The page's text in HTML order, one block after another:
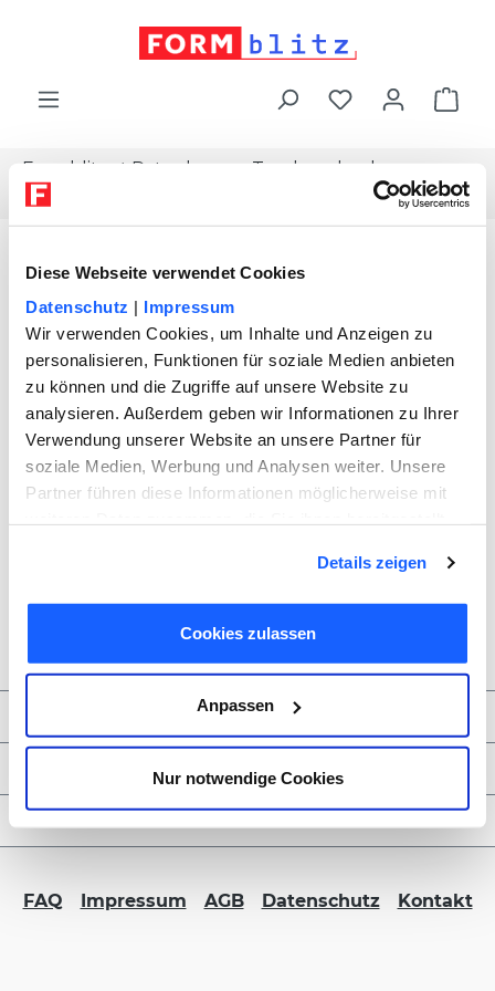
Diese Webseite verwendet Cookies
Datenschutz | Impressum
Wir verwenden Cookies, um Inhalte und Anzeigen zu
personalisieren, Funktionen für soziale Medien anbieten
zu können und die Zugriffe auf unsere Website zu
analysieren. Außerdem geben wir Informationen zu Ihrer
Verwendung unserer Website an unsere Partner für
soziale Medien, Werbung und Analysen weiter. Unsere
Partner führen diese Informationen möglicherweise mit
gesammelt haben. Sie geben Einwilligung zu unseren
Cookies, wenn Sie unsere Webseite weiterhin nutzen.
Details zeigen
Cookies zulassen
Anpassen
Nur notwendige Cookies
Formblitz Ratgeber
Topdownload
Arbeitsvertrag
Zahlungsmöglichkeiten
Service & Kontakt
FORMBLITZ B2B
FAQ Impressum AGB Datenschutz Kontakt